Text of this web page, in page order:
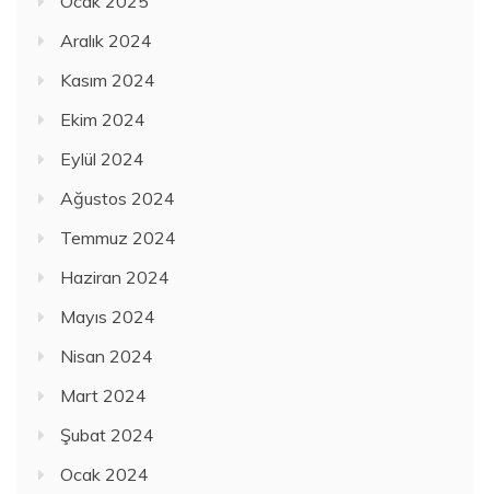
Aralık 2024
Kasım 2024
Ekim 2024
Eylül 2024
Ağustos 2024
Temmuz 2024
Haziran 2024
Mayıs 2024
Nisan 2024
Mart 2024
Şubat 2024
Ocak 2024